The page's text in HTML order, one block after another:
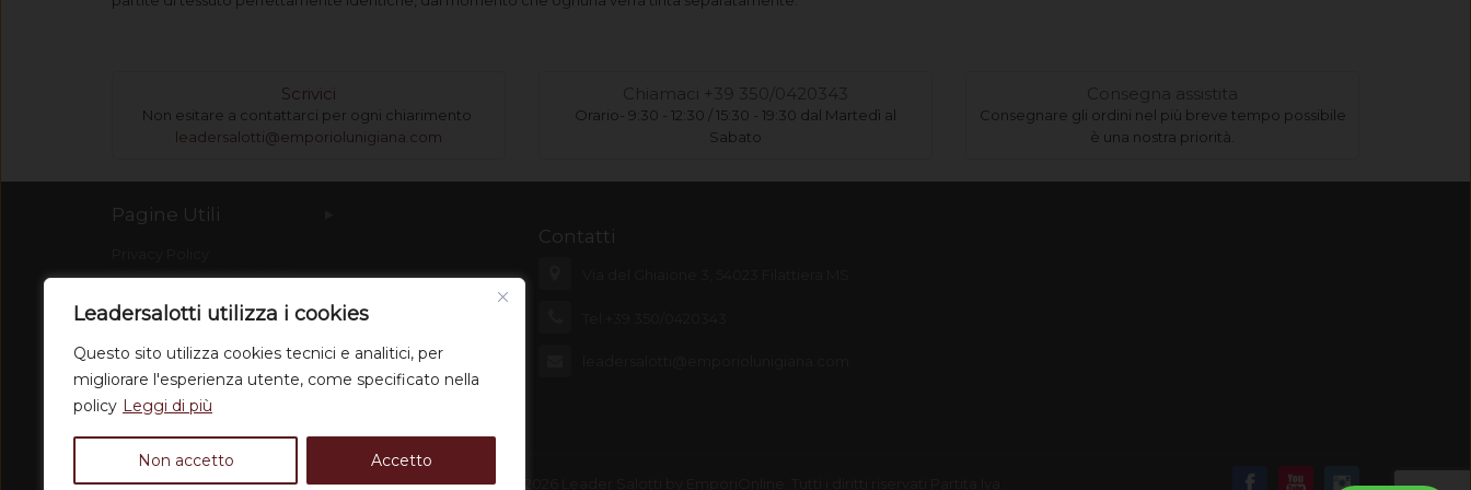
Leadersalotti utilizza i cookies
Questo sito utilizza cookies tecnici e analitici, per
migliorare l'esperienza utente, come specificato nella
policy Leggi di più
Non accetto Accetto
Scrivici
Non esitare a contattarci per ogni chiarimento
leadersalotti@emporiolunigiana.com
Chiamaci +39 350/0420343
Orario- 9:30 - 12:30 / 15:30 - 19:30 dal Martedì al
Sabato
Consegna assistita
Consegnare gli ordini nel più breve tempo possibile
è una nostra priorità.
Pagine Utili
Condizioni di vendita
Dove Siamo
Chi siamo
Contatti
© 2010 - 2026 Leader Salotti by EmporiOnline. Tutti i diritti riservati Partita Iva :